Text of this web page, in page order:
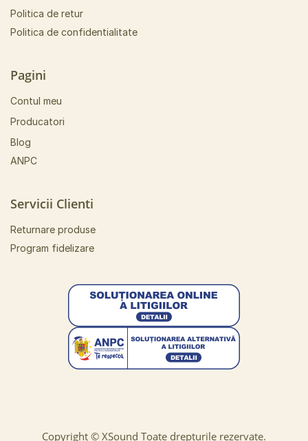
Politica de retur
Politica de confidentialitate
Pagini
Contul meu
Producatori
Blog
ANPC
Servicii Clienti
Returnare produse
Program fidelizare
Copyright © XSound Toate drepturile rezervate.